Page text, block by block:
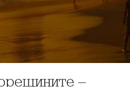
–